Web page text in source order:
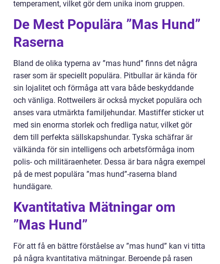
temperament, vilket gör dem unika inom gruppen.
De Mest Populära ”Mas Hund”
Raserna
Bland de olika typerna av ”mas hund” finns det några
raser som är speciellt populära. Pitbullar är kända för
sin lojalitet och förmåga att vara både beskyddande
och vänliga. Rottweilers är också mycket populära och
anses vara utmärkta familjehundar. Mastiffer sticker ut
med sin enorma storlek och fredliga natur, vilket gör
dem till perfekta sällskapshundar. Tyska schäfrar är
välkända för sin intelligens och arbetsförmåga inom
polis- och militäraenheter. Dessa är bara några exempel
på de mest populära ”mas hund”-raserna bland
hundägare.
Kvantitativa Mätningar om
”Mas Hund”
För att få en bättre förståelse av ”mas hund” kan vi titta
på några kvantitativa mätningar. Beroende på rasen